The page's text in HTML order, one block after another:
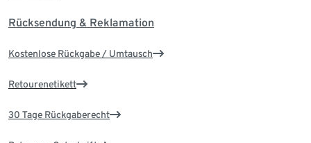
Rücksendung & Reklamation
Kostenlose Rückgabe / Umtausch
Retourenetikett
30 Tage Rückgaberecht